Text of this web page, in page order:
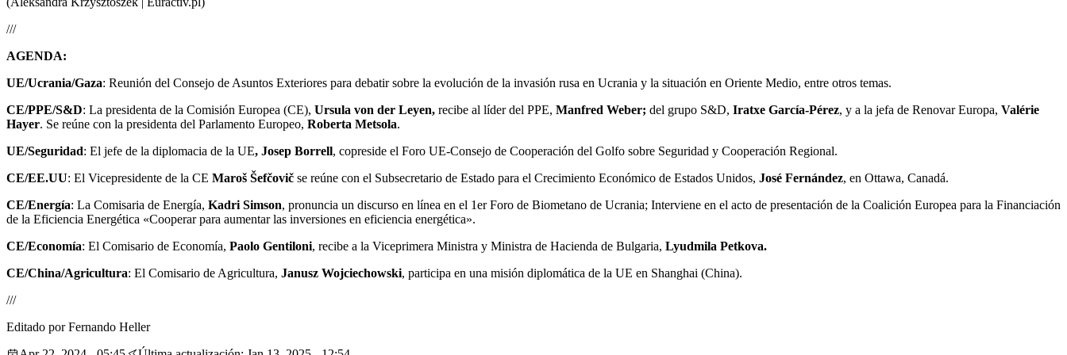
///
AGENDA:
UE/Ucrania/Gaza: Reunión del Consejo de Asuntos Exteriores para debatir sobre la evolución de la invasión rusa en Ucrania y la situación en Oriente Medio, entre otros temas.
CE/PPE/S&D: La presidenta de la Comisión Europea (CE), Ursula von der Leyen, recibe al líder del PPE, Manfred Weber; del grupo S&D, Iratxe García-Pérez, y a la jefa de Renovar Europa, Valérie
Hayer. Se reúne con la presidenta del Parlamento Europeo, Roberta Metsola.
UE/Seguridad: El jefe de la diplomacia de la UE, Josep Borrell, copreside el Foro UE-Consejo de Cooperación del Golfo sobre Seguridad y Cooperación Regional.
CE/EE.UU: El Vicepresidente de la CE Maroš Šefčovič se reúne con el Subsecretario de Estado para el Crecimiento Económico de Estados Unidos, José Fernández, en Ottawa, Canadá.
CE/Energía: La Comisaria de Energía, Kadri Simson, pronuncia un discurso en línea en el 1er Foro de Biometano de Ucrania; Interviene en el acto de presentación de la Coalición Europea para la Financiación
de la Eficiencia Energética «Cooperar para aumentar las inversiones en eficiencia energética».
CE/Economía: El Comisario de Economía, Paolo Gentiloni, recibe a la Viceprimera Ministra y Ministra de Hacienda de Bulgaria, Lyudmila Petkova.
CE/China/Agricultura: El Comisario de Agricultura, Janusz Wojciechowski, participa en una misión diplomática de la UE en Shanghai (China).
///
Editado por Fernando Heller